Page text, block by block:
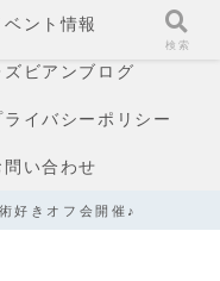
ベント情報
ズビアンブログ
ライバシーポリシー
問い合わせ
好きオフ会開催♪
検索